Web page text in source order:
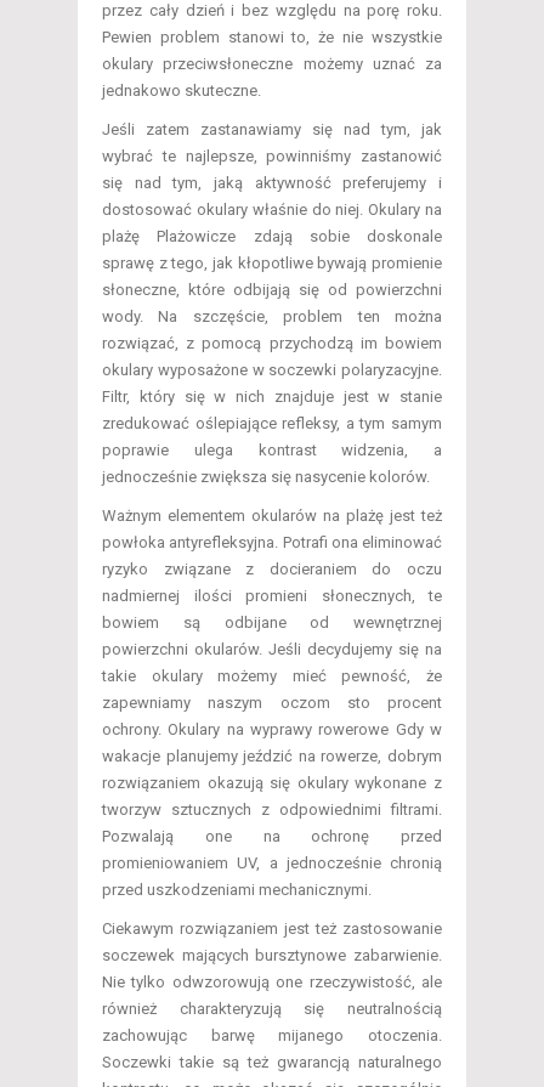
przez cały dzień i bez względu na porę roku.
Pewien problem stanowi to, że nie wszystkie
okulary przeciwsłoneczne możemy uznać za
jednakowo skuteczne.
Jeśli zatem zastanawiamy się nad tym, jak
wybrać te najlepsze, powinniśmy zastanowić
się nad tym, jaką aktywność preferujemy i
dostosować okulary właśnie do niej. Okulary na
plażę Plażowicze zdają sobie doskonale
sprawę z tego, jak kłopotliwe bywają promienie
słoneczne, które odbijają się od powierzchni
wody. Na szczęście, problem ten można
rozwiązać, z pomocą przychodzą im bowiem
okulary wyposażone w soczewki polaryzacyjne.
Filtr, który się w nich znajduje jest w stanie
zredukować oślepiające refleksy, a tym samym
poprawie ulega kontrast widzenia, a
jednocześnie zwiększa się nasycenie kolorów.
Ważnym elementem okularów na plażę jest też
powłoka antyrefleksyjna. Potrafi ona eliminować
ryzyko związane z docieraniem do oczu
nadmiernej ilości promieni słonecznych, te
bowiem są odbijane od wewnętrznej
powierzchni okularów. Jeśli decydujemy się na
takie okulary możemy mieć pewność, że
zapewniamy naszym oczom sto procent
ochrony. Okulary na wyprawy rowerowe Gdy w
wakacje planujemy jeździć na rowerze, dobrym
rozwiązaniem okazują się okulary wykonane z
tworzyw sztucznych z odpowiednimi filtrami.
Pozwalają one na ochronę przed
promieniowaniem UV, a jednocześnie chronią
przed uszkodzeniami mechanicznymi.
Ciekawym rozwiązaniem jest też zastosowanie
soczewek mających bursztynowe zabarwienie.
Nie tylko odwzorowują one rzeczywistość, ale
również charakteryzują się neutralnością
zachowując barwę mijanego otoczenia.
Soczewki takie są też gwarancją naturalnego